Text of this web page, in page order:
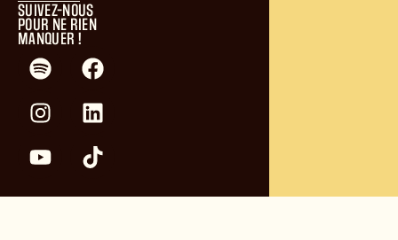
SUIVEZ-NOUS
POUR NE RIEN
MANQUER !